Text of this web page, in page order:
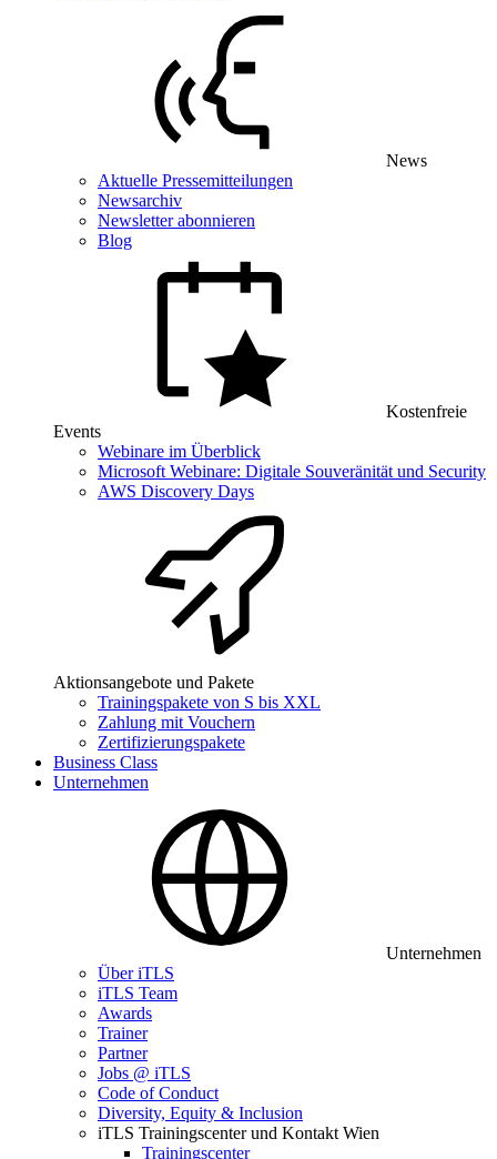
News
Aktuelle Pressemitteilungen
Newsarchiv
Newsletter abonnieren
Blog
Kostenfreie
Events
Webinare im Überblick
Microsoft Webinare: Digitale Souveränität und Security
AWS Discovery Days
Aktionsangebote und Pakete
Trainingspakete von S bis XXL
Zahlung mit Vouchern
Zertifizierungspakete
Business Class
Unternehmen
Unternehmen
Über iTLS
iTLS Team
Awards
Trainer
Partner
Jobs @ iTLS
Code of Conduct
Diversity, Equity & Inclusion
iTLS Trainingscenter und Kontakt Wien
Trainingscenter